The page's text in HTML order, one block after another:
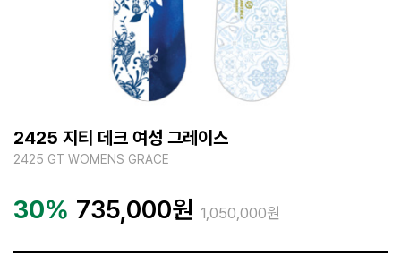
2425 지티 데크 여성 그레이스
2425 GT WOMENS GRACE
30% 735,000원 1,050,000원